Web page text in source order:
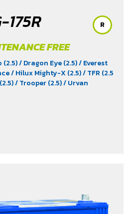
175R
FREE
(2.5)/ Dragon Eye (2.5)/ Everest
/ Hilux Mighty-X (2.5)/ TFR (2.5
/ Trooper (2.5)/ Urvan
R